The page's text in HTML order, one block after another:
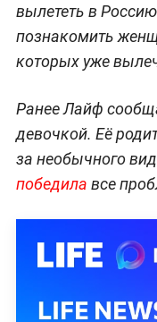
вылететь в
познакомить
которых уже
Ранее Лайф
девочкой. Её
за необычного
победила все